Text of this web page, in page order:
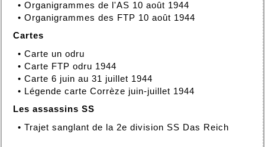
• Organigrammes de l'AS 10 août 1944
• Organigrammes des FTP 10 août 1944
Cartes
• Carte un odru
• Carte FTP odru 1944
• Carte 6 juin au 31 juillet 1944
• Légende carte Corrèze juin-juillet 1944
Les assassins SS
• Trajet sanglant de la 2e division SS Das Reich